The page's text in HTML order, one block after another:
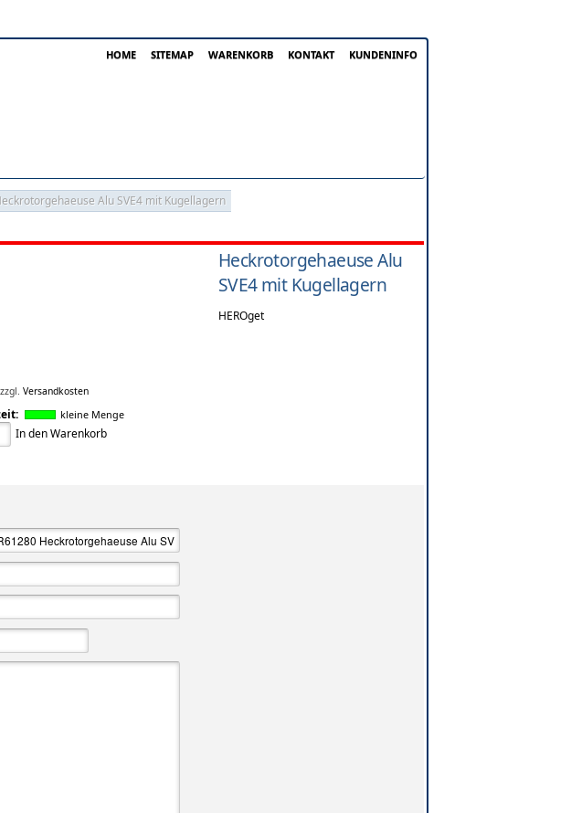
HOME SITEMAP WARENKORB KONTAKT KUNDENINFO
Alu SVE4 mit Kugellagern
Heckrotorgehaeuse Alu
SVE4 mit Kugellagern
HEROget
zzgl. Versandkosten
kleine Menge
In den Warenkorb